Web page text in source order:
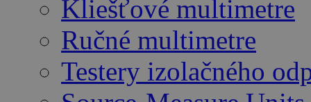
Kliešťové multimetre
Ručné multimetre
Testery izolačného